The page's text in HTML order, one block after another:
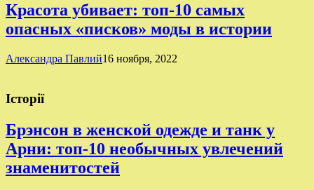
Красота убивает: топ-10 самых
опасных «писков» моды в истории
Александра Павлий16 ноября, 2022
Історії
Брэнсон в женской одежде и танк у
Арни: топ-10 необычных увлечений
знаменитостей